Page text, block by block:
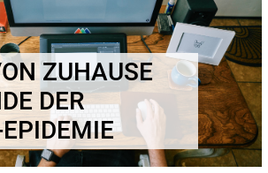
ZUHAUSE
DER